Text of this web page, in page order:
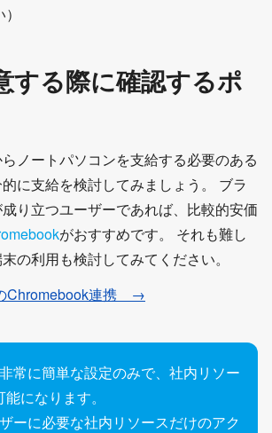
する際に確認するポ
ノートパソコンを支給する必要のある
に支給を検討してみましょう。 ブラ
り立つユーザーであれば、比較的安価
がおすすめです。 それも難し
の利用も検討してみてください。
Chromebook連携 →
常に簡単な設定のみで、社内リソー
になります。
ーに必要な社内リソースだけのアク